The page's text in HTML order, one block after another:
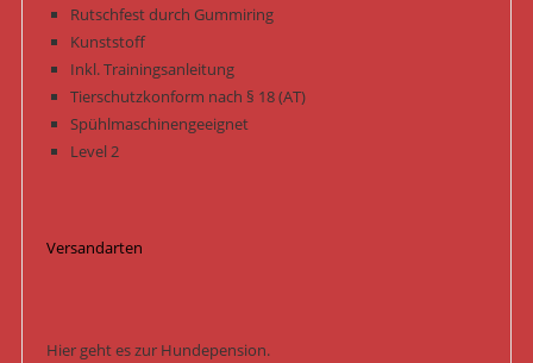
Rutschfest durch Gummiring
Kunststoff
Inkl. Trainingsanleitung
Tierschutzkonform nach § 18 (AT)
Spühlmaschinengeeignet
Level 2
Versandarten
Hier geht es zur Hundepension.